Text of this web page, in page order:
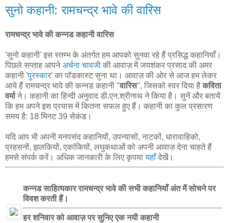
सुनो कहानी: रामचन्द्र भावे की वारिस
रामचन्द्र भावे की कन्नड कहानी वारिस
'सुनो कहानी' इस स्तम्भ के अंतर्गत हम आपको सुनवा रहे हैं प्रसिद्ध कहानियाँ।
पिछले सप्ताह आपनेअर्चना चावजी की आवाज़ में जयशंकर प्रसाद की अमर
कहानी 'पुरस्कार' का पॉडकास्ट सुना था। आवाज़ की ओर से आज हम लेकर
आये हैं रामचन्द्र भावे की कन्नड कहानी "वारिस", जिसको स्वर दिया हैकविता
वर्माने। कहानी का हिन्दी अनुवाद डी.एन.श्रीनाथ ने किया है। सुनें और बतायें
कि हम अपने इस प्रयास में कितना सफल हुए हैं। कहानी का कुल प्रसारण
समय है: 18 मिनट 39 सेकंड।
यदि आप भी अपनी मनपसंद कहानियों, उपन्यासों, नाटकों, धारावाहिको,
प्रहसनों, झलकियों, एकांकियों, लघुकथाओं को अपनी आवाज़ देना चाहते हैं
हमसे संपर्क करें। अधिक जानकारी के लिए कृपयायहाँदेखें।
कन्नड साहित्यकार रामचन्द्र भावे की सभी कहानियाँ अंत में सोचने पर
विवश करती हैं।
हर शनिवार को आवाज़ पर सुनिए एक नयी कहानी